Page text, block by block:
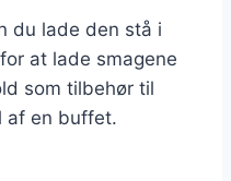
du lade den stå i
at lade smagene
som tilbehør til
af en buffet.